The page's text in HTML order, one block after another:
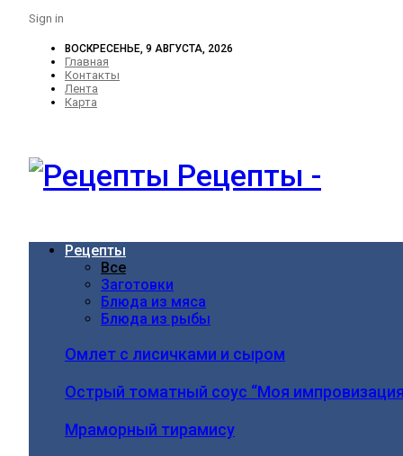
Sign in
ВОСКРЕСЕНЬЕ, 9 АВГУСТА, 2026
Главная
Контакты
Лента
Карта
Рецепты -
Рецепты
Все
Заготовки
Блюда из мяса
Блюда из рыбы
Омлет с лисичками и сыром
Острый томатный соус “Моя
Мраморный тирамису